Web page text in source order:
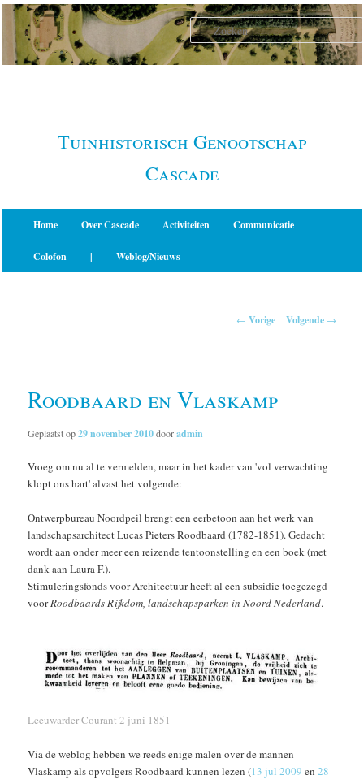
Spring
naar
primaire
Tuinhistorisch Genootschap
Cascade
Home Over Cascade Activiteiten Communicatie
Colofon | Weblog/Nieuws
← Vorige Volgende →
Roodbaard en Vlaskamp
Geplaatst op29 november 2010dooradmin
Vroeg om nu al te vermelden, maar in het kader van 'vol verwachting
klopt ons hart' alvast het volgende:
Ontwerpbureau Noordpeil brengt een eerbetoon aan het werk van
landschapsarchitect Lucas Pieters Roodbaard (1782-1851). Gedacht
wordt aan onder meer een reizende tentoonstelling en een boek (met
dank aan Laura F.).
Stimuleringsfonds voor Architectuur heeft al een subsidie toegezegd
voorRoodbaards Rijkdom, landschapsparken in Noord Nederland.
Leeuwarder Courant 2 juni 1851
Via de weblog hebben we reeds enige malen over de mannen
Vlaskamp als opvolgers Roodbaard kunnen lezen (13 jul 2009 en28